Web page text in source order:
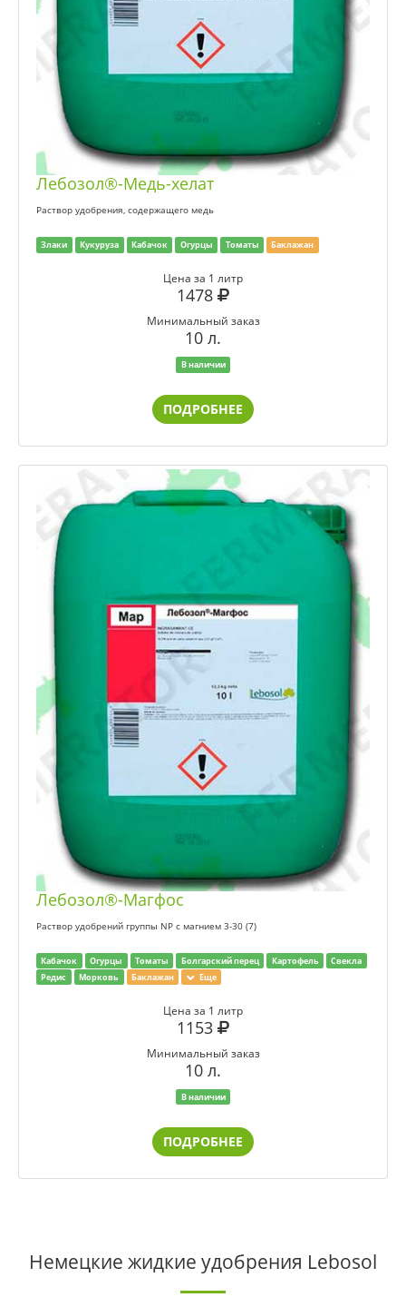
Лебозол®-Медь-хелат
Раствор удобрения, содержащего медь
Злаки Кукуруза Кабачок Огурцы Томаты Баклажан
Цена за 1 литр
1478
Минимальный заказ
10 л.
В наличии
ПОДРОБНЕЕ
Лебозол®-Магфос
Раствор удобрений группы NP с магнием 3-30 (7)
Кабачок Огурцы Томаты Болгарский перец Картофель
Свекла
Редис
Морковь Баклажан Еще
Цена за 1 литр
1153
Минимальный заказ
10 л.
В наличии
ПОДРОБНЕЕ
Немецкие жидкие удобрения Lebosol